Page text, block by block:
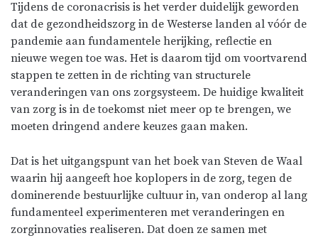
Tijdens de coronacrisis is het verder duidelijk geworden
dat de gezondheidszorg in de Westerse landen al vóór de
pandemie aan fundamentele herijking, reflectie en
nieuwe wegen toe was. Het is daarom tijd om voortvarend
stappen te zetten in de richting van structurele
veranderingen van ons zorgsysteem. De huidige kwaliteit
van zorg is in de toekomst niet meer op te brengen, we
moeten dringend andere keuzes gaan maken.
Dat is het uitgangspunt van het boek van Steven de Waal
waarin hij aangeeft hoe koplopers in de zorg, tegen de
dominerende bestuurlijke cultuur in, van onderop al lang
fundamenteel experimenteren met veranderingen en
zorg­innovaties realiseren. Dat doen ze samen met